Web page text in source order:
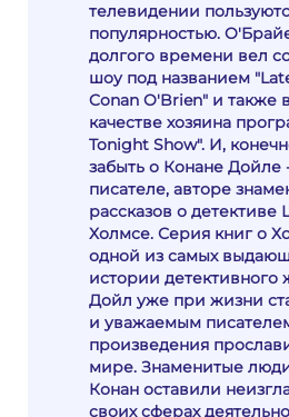
телевидении
популярностью.
долгого времени вел
шоу под названием
Conan O'Brien" и также
качестве хозяина
Tonight Show". И,
забыть о Конане Дойле
писателе, авторе
рассказов о
Холмсе. Серия книг о
одной из самых
истории детективного
Дойл уже при жизни
и уважаемым
произведения
мире. Знаменитые
Конан оставили
своих сферах